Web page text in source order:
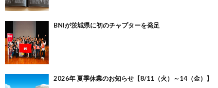
BNIが茨城県に初のチャプターを発足
2026年 夏季休業のお知らせ【8/11（火）～14（金）】